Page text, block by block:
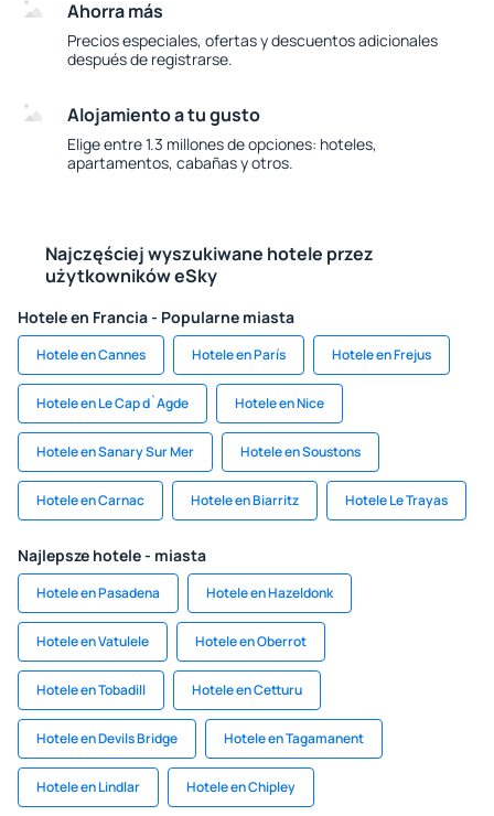
Ahorra más
Precios especiales, ofertas y descuentos adicionales
después de registrarse.
Alojamiento a tu gusto
Elige entre 1.3 millones de opciones: hoteles,
apartamentos, cabañas y otros.
Najczęściej wyszukiwane hotele przez
użytkowników eSky
Hotele en Francia - Popularne miasta
Hotele en Cannes Hotele en París Hotele en Frejus
Hotele en Le Cap d`Agde Hotele en Nice
Hotele en Sanary Sur Mer Hotele en Soustons
Hotele en Carnac Hotele en Biarritz Hotele Le Trayas
Najlepsze hotele - miasta
Hotele en Pasadena Hotele en Hazeldonk
Hotele en Vatulele Hotele en Oberrot
Hotele en Tobadill Hotele en Cetturu
Hotele en Devils Bridge Hotele en Tagamanent
Hotele en Lindlar Hotele en Chipley